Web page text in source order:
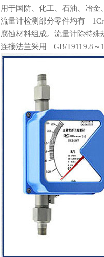
用于国防、化工、石油、
流量计检测部分零件均有
腐蚀材料组成。流量计除
连接法兰采用 GB/T9119.8～10